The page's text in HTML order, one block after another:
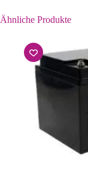
Ähnliche Produkte